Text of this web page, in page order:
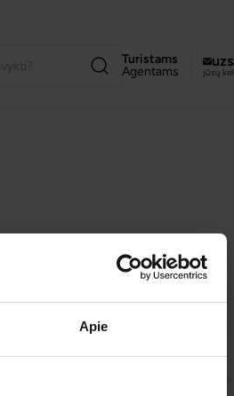
Apie
Turistams
Agentams
jūsų